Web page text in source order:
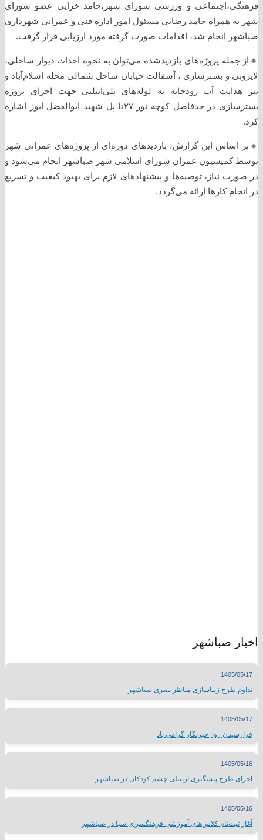
فرهنگی،اجتماعی و ورزشی شورای شهر،حامد خزایی عضو شورای
شهر به همراه حامد رضایی مسئول امور اداره فنی و عمرانی شهرداری
صباشهر انجام شد، اقدامات صورت گرفته مورد ارزیابی قرار گرفت.
🔸️از جمله پروژه‌های بازدیدشده می‌توان به نحوه احداث دیوار ساحلی،
لایروبی و بستر‌سازی ، آسفالت خیابان ساحل شمالی محله اسلام‌آباد و
نیز هدایت آب رودخانه به لوله‌های پلی‌اتیلنی جهت اجرای پروژه
بستر‌سازی در حدفاصل کوچه نور ۲۷تا پل شهید ابوالفضل ایوز اشاره
کرد.
🔸️بر اساس این گزارش، بازدیدهای دوره‌ای از پروژه‌های عمرانی شهر
توسط کمیسیون عمران شورای اسلامی شهر صباشهر انجام می‌شود و
در صورت نیاز، توصیه‌ها و پیشنهادهای لازم برای بهبود کیفیت و تسریع
در انجام کارها ارائه می‌گردد.
اخبار صباشهر
1405/05/17
تداوم طرح زیباسازی مناظر بصری صباشهر
1405/05/17
فرارسیدن روز خبرنگار گرامی باد
1405/05/16
اجرای طرح پیشگیری ازتنبلی چشم کودکان در صباشهر
1405/05/16
آغاز ثبت‌نام کلاس‌های آموزشی فرهنگسرای سبا در صباشهر